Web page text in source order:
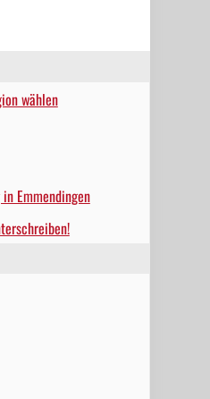
wählen
Emmendingen